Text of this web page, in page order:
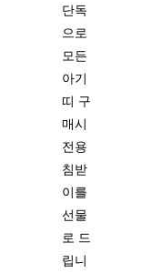
단독
으로
모든
아기
띠 구
매시
전용
침받
이를
선물
로 드
립니